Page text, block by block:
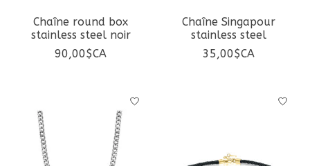
Chaîne round box
stainless steel noir
90,00$CA
Chaîne Singapour
stainless steel
35,00$CA